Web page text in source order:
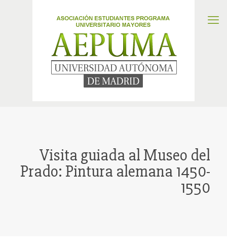
Visita guiada al Museo del
Prado: Pintura alemana 1450-
1550